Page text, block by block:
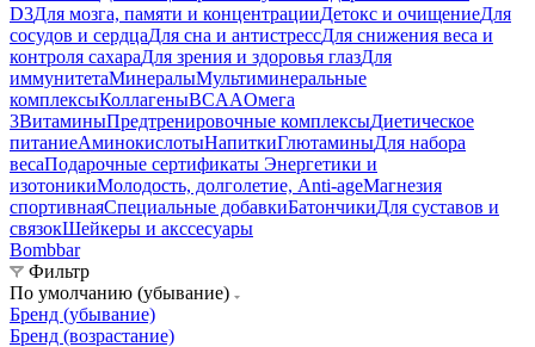
D3Для мозга, памяти и концентрацииДетокс и очищениеДля
сосудов и сердцаДля сна и антистрессДля снижения веса и
контроля сахараДля зрения и здоровья глазДля
иммунитетаМинералыМультиминеральные
комплексыКоллагеныBCAAОмега
3ВитаминыПредтренировочные комплексыДиетическое
питаниеАминокислотыНапиткиГлютаминыДля набора
весаПодарочные сертификаты Энергетики и
изотоникиМолодость, долголетие, Anti-ageМагнезия
спортивнаяСпециальные добавкиБатончикиДля суставов и
связокШейкеры и акссесуары
Bombbar
Фильтр
По умолчанию (убывание)
Бренд (убывание)
Бренд (возрастание)